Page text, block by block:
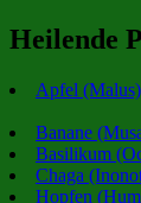
Heilende
Apfel
Banane
Basilikum
Chaga
Hopfen